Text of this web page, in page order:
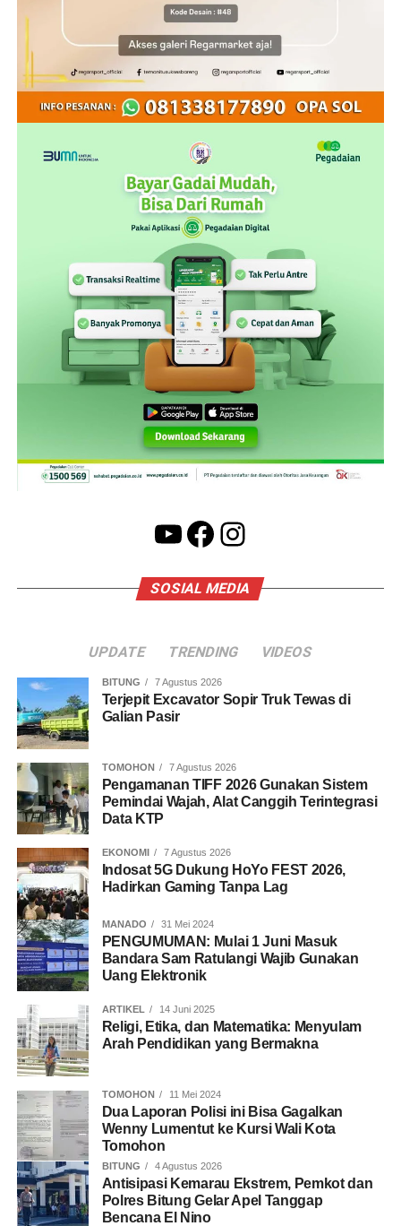
YouTube
Facebook
Instagram
SOSIAL MEDIA
UPDATE TRENDING VIDEOS
BITUNG 7 Agustus 2026
Terjepit Excavator Sopir Truk Tewas di
Galian Pasir
TOMOHON 7 Agustus 2026
Pengamanan TIFF 2026 Gunakan Sistem
Pemindai Wajah, Alat Canggih Terintegrasi
Data KTP
EKONOMI 7 Agustus 2026
Indosat 5G Dukung HoYo FEST 2026,
Hadirkan Gaming Tanpa Lag
MANADO 31 Mei 2024
PENGUMUMAN: Mulai 1 Juni Masuk
Bandara Sam Ratulangi Wajib Gunakan
Uang Elektronik
ARTIKEL 14 Juni 2025
Religi, Etika, dan Matematika: Menyulam
Arah Pendidikan yang Bermakna
TOMOHON 11 Mei 2024
Dua Laporan Polisi ini Bisa Gagalkan
Wenny Lumentut ke Kursi Wali Kota
Tomohon
BITUNG 4 Agustus 2026
Antisipasi Kemarau Ekstrem, Pemkot dan
Polres Bitung Gelar Apel Tanggap
Bencana El Nino